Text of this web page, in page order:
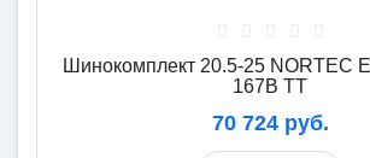
Шинокомплект 20.5-25 NORTEC
167B TT
70 724 руб.